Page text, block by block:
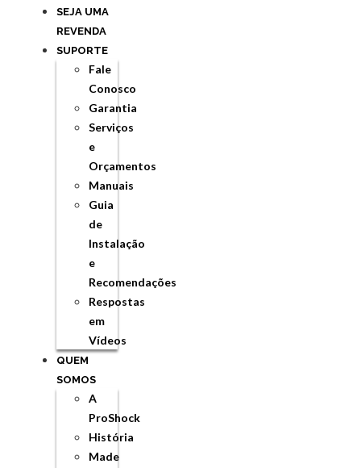
SEJA UMA
REVENDA
SUPORTE
Fale
Conosco
Garantia
Serviços
e
Orçamentos
Manuais
Guia
de
Instalação
e
Recomendações
Respostas
em
Vídeos
QUEM
SOMOS
A
ProShock
História
Made